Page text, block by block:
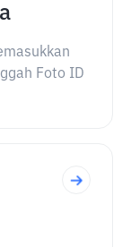
Foto ID